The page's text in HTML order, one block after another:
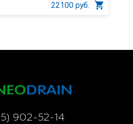
22100 руб.
902-52-14